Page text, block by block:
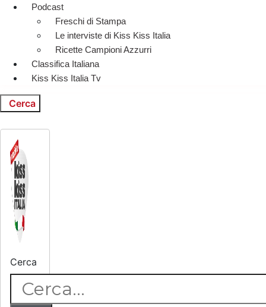
Podcast
Freschi di Stampa
Le interviste di Kiss Kiss Italia
Ricette Campioni Azzurri
Classifica Italiana
Kiss Kiss Italia Tv
Cerca
Cerca